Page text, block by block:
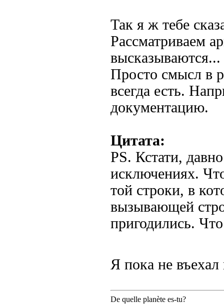
Так я ж тебе
Рассматриваем
высказываются...
Просто смысл в
всегда есть.
документацию.
Цитата:
PS. Кстати,
исключениях.
той строки, в
вызывающей
пригодились.
Я пока не
De quelle planète es-tu?